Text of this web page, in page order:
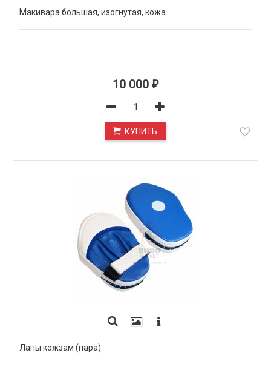
Макивара большая, изогнутая, кожа
10 000 ₽
КУПИТЬ
Лапы кожзам (пара)